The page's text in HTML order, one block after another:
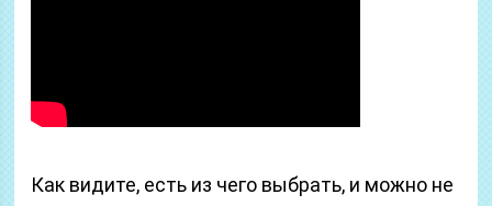
Как видите, есть из чего выбрать, и можно не